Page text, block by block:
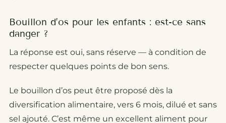
Bouillon d’os pour les enfants : est-ce sans
danger ?
La réponse est oui, sans réserve — à condition de
respecter quelques points de bon sens.
Le bouillon d’os peut être proposé dès la
diversification alimentaire, vers 6 mois, dilué et sans
sel ajouté. C’est même un excellent aliment pour